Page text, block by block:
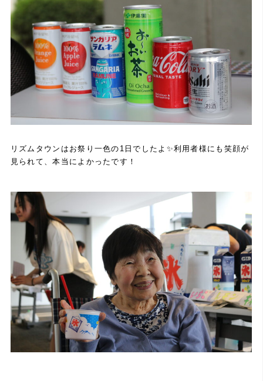
リズムタウンはお祭り一色の1日でしたよ✨利用者様にも笑顔が
見られて、本当によかったです！